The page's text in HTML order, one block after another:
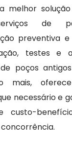
melhor
de
preventiva
testes e
poços
mais,
necessário e
custo-